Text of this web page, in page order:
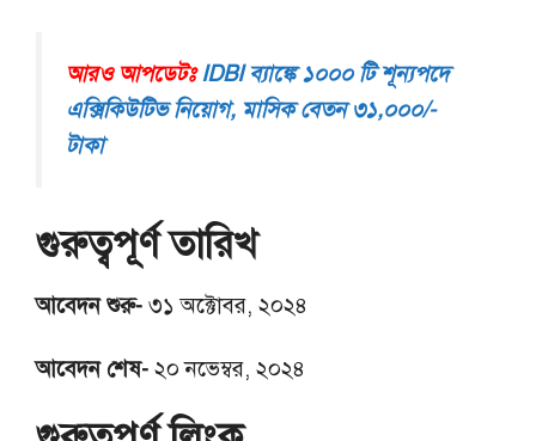
আরও আপডেটঃIDBI ব্যাঙ্কে ১০০০ টি শূন্যপদে
এক্সিকিউটিভ নিয়োগ, মাসিক বেতন ৩১,০০০/-
টাকা
গুরুত্বপূর্ণ তারিখ
আবেদন শুরু- ৩১ অক্টোবর, ২০২৪
আবেদন শেষ- ২০ নভেম্বর, ২০২৪